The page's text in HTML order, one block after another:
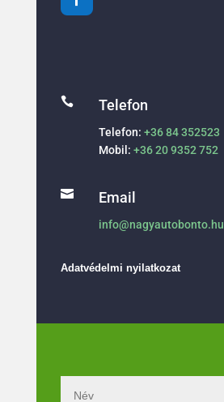
 Telefon
Telefon: +36 84 352523
Mobil: +36 20 9352 752
 Email
info@nagyautobonto.hu
Adatvédelmi nyilatkozat